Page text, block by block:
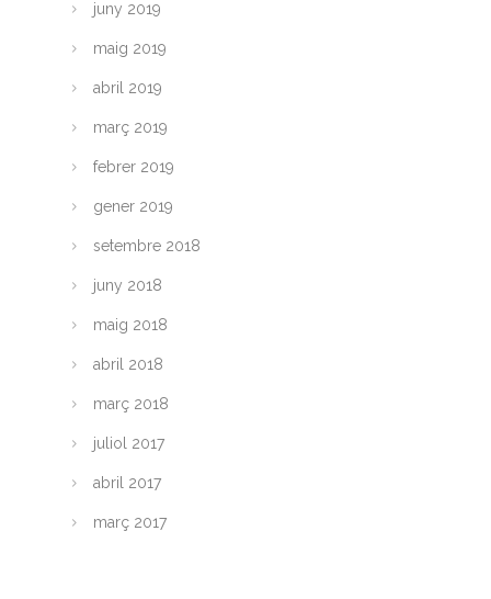
juny 2019
maig 2019
abril 2019
març 2019
febrer 2019
gener 2019
setembre 2018
juny 2018
maig 2018
abril 2018
març 2018
juliol 2017
abril 2017
març 2017